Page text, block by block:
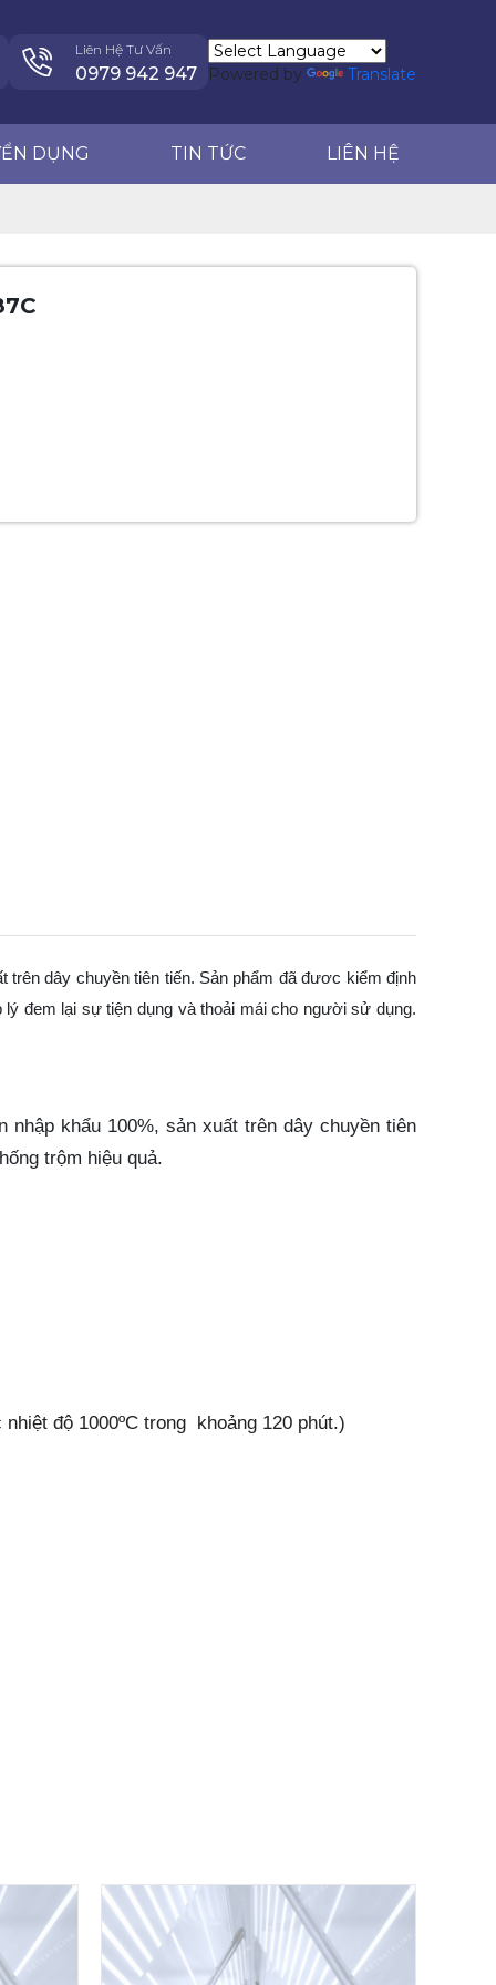
Liên Hệ Tư Vấn
0979 942 947 Powered by Translate
TIN TỨC LIÊN HỆ 0979 942 947
DỤNG TIN TỨC LIÊN HỆ
trên dây chuyền tiên tiến. Sản phẩm đã đươc kiểm định
đem lại sự tiện dụng và thoải mái cho người sử dụng.
nhập khẩu 100%, sản xuất trên dây chuyền tiên
trộm hiệu quả.
độ 1000ºC trong khoảng 120 phút.)